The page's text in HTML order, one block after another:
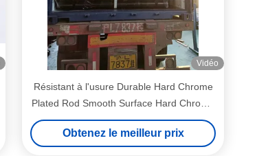
Vidéo
Résistant à l'usure Durable Hard Chrome
Plated Rod Smooth Surface Hard Chrome
Shaft
Obtenez le meilleur prix